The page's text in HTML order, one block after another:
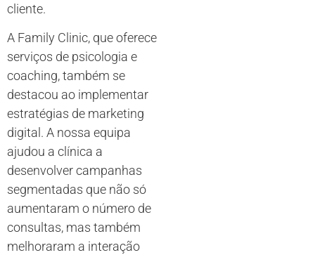
cliente.
A Family Clinic, que oferece
serviços de psicologia e
coaching, também se
destacou ao implementar
estratégias de marketing
digital. A nossa equipa
ajudou a clínica a
desenvolver campanhas
segmentadas que não só
aumentaram o número de
consultas, mas também
melhoraram a interação